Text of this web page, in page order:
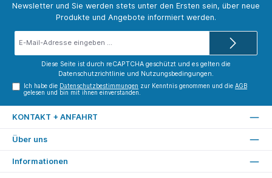
Newsletter und Sie werden stets unter den Ersten sein, über neue
Produkte und Angebote informiert werden.
Diese Seite ist durch reCAPTCHA geschützt und es gelten die
Datenschutzrichtlinie und Nutzungsbedingungen.
Ich habe die Datenschutzbestimmungen zur Kenntnis genommen und dieAGB
gelesen und bin mit ihnen einverstanden.
KONTAKT + ANFAHRT
Über uns
Informationen